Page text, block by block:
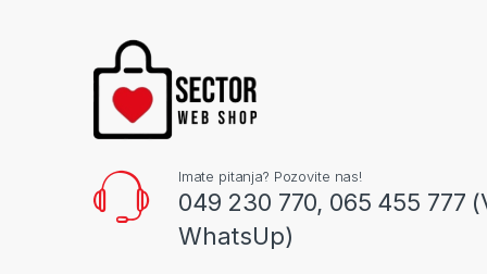
Imate pitanja? Pozovite nas!
049 230 770, 065 455 777
WhatsUp)